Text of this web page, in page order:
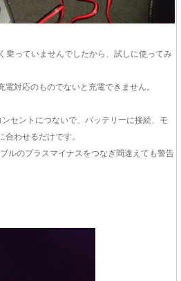
乗っていませんでしたから、試しに使ってみ
対応のものでないと充電できません。
セントにつないで、バッテリーに接続、モ
わせるだけです。
ルのプラスマイナスをつなぎ間違えても警告